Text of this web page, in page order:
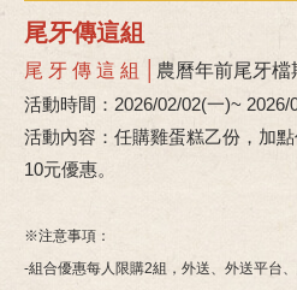
尾牙傳這組
尾 牙 傳 這 組 │ 農曆年前尾牙檔
活動時間：2026/02/02(一)~ 2026/
活動內容：任購雞蛋糕乙份，加
10元優惠。
※注意事項：
-組合優惠每人限購2組，外送、外送平台、